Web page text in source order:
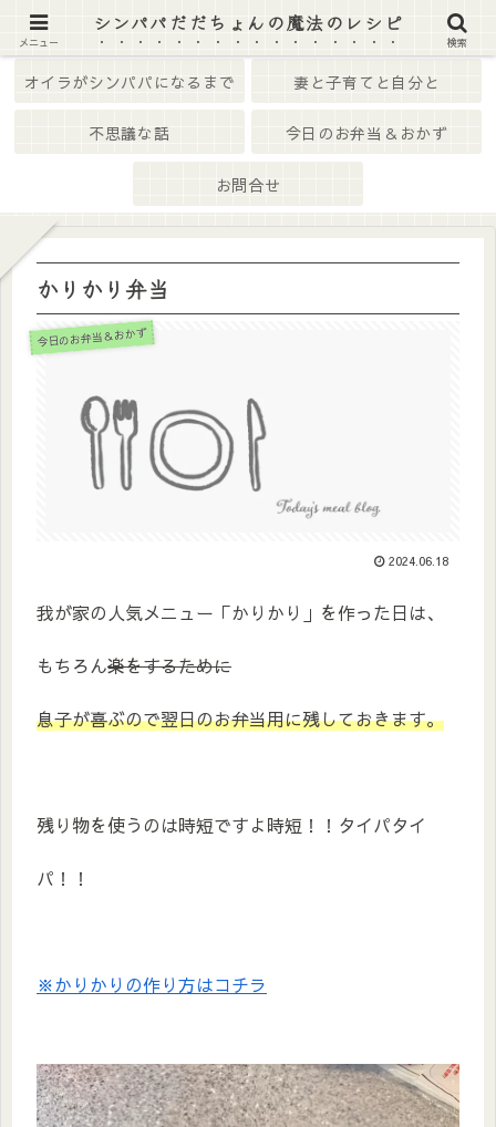
ホーム はじめての方へ
オイラがシンパパになるまで 妻と子育てと自分と
不思議な話 今日のお弁当＆おかず
お問合せ
かりかり弁当
今日のお弁当＆おかず
2024.06.18
我が家の人気メニュー「かりかり」を作った日は、
もちろん楽をするために
息子が喜ぶので翌日のお弁当用に残しておきます。
残り物を使うのは時短ですよ時短！！タイパタイ
パ！！
※かりかりの作り方はコチラ
メニュー
シンパパだだちょんの魔法のレシピ
検索